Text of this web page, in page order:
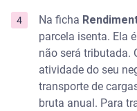
Na ficha
parcela isenta. Ela
não será tributada.
atividade do seu
transporte de
bruta anual. Para